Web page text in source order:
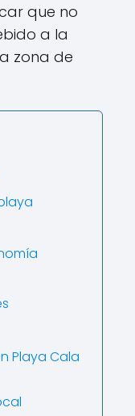
que no
a la
zona de
Playa Cala